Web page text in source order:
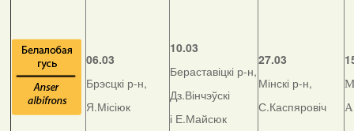
06.03
Брэсцкі р-н,
Я.Місіюк
10.03
Бераставіцкі р-н,
Дз.Вінчэўскі
і Е.Майсюк
27.03
Мінскі р-н,
С.Каспяровіч